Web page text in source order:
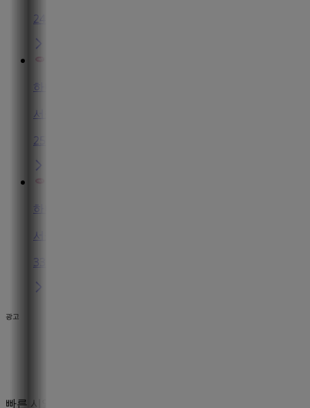
240 m
하나투어
서울특별시 중구 소공로119, 지하1층 4호 (태평로2가, 프
257 m
하나투어
서울특별시 중구 다동길46, 710호 (다동, 다동빌딩), 중구
339 m
광고
빠른 시일내로 하나투어의 할인을 등록하겠습니다.